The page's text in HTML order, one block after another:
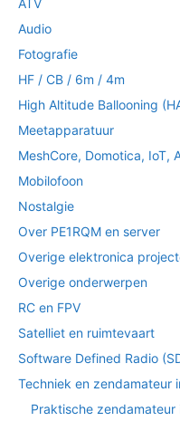
ATV
Audio
Fotografie
HF / CB / 6m / 4m
High Altitude Ballooning
Meetapparatuur
MeshCore, Domotica, IoT,
Mobilofoon
Nostalgie
Over PE1RQM en server
Overige elektronica
Overige onderwerpen
RC en FPV
Satelliet en ruimtevaart
Software Defined Radio
Techniek en zendamateur
Praktische zendamateur